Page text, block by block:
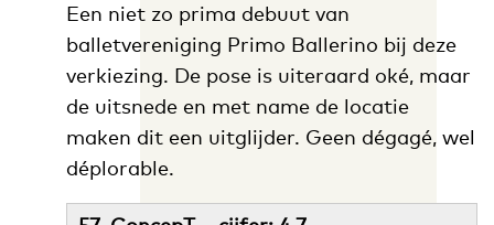
Een niet zo prima debuut van
balletvereniging Primo Ballerino bij deze
verkiezing. De pose is uiteraard oké, maar
de uitsnede en met name de locatie
maken dit een uitglijder. Geen dégagé, wel
déplorable.